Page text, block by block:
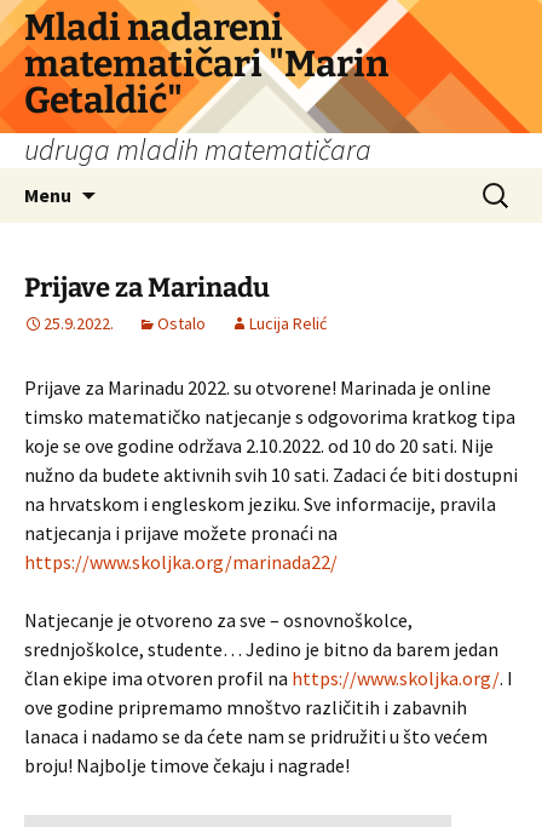
Skip
to
content
Mladi nadareni
matematičari "Marin
Getaldić"
udruga mladih matematičara
Menu
Search
for:
Prijave za Marinadu
25.9.2022. Ostalo Lucija Relić
Prijave za Marinadu 2022. su otvorene! Marinada je online
timsko matematičko natjecanje s odgovorima kratkog tipa
koje se ove godine održava 2.10.2022. od 10 do 20 sati. Nije
nužno da budete aktivnih svih 10 sati. Zadaci će biti dostupni
na hrvatskom i engleskom jeziku. Sve informacije, pravila
natjecanja i prijave možete pronaći na
https://www.skoljka.org/marinada22/
Natjecanje je otvoreno za sve – osnovnoškolce,
srednjoškolce, studente… Jedino je bitno da barem jedan
član ekipe ima otvoren profil na https://www.skoljka.org/. I
ove godine pripremamo mnoštvo različitih i zabavnih
lanaca i nadamo se da ćete nam se pridružiti u što većem
broju! Najbolje timove čekaju i nagrade!